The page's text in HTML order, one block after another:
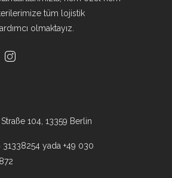
tüm lojistik
olmaktayız.
104, 13359 Berlin
31338254 yada +49 030